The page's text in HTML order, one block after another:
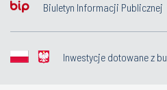
Biuletyn Informacji Publicznej
Inwestycje dotowane z